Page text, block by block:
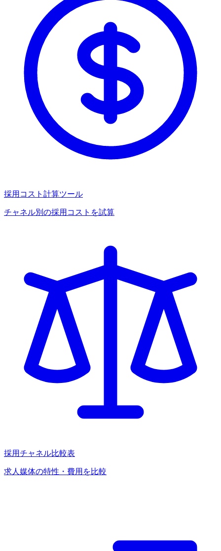
採用コスト計算ツール
チャネル別の採用コストを試算
採用チャネル比較表
求人媒体の特性・費用を比較